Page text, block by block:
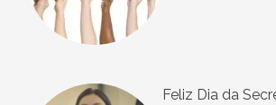
Feliz Dia da